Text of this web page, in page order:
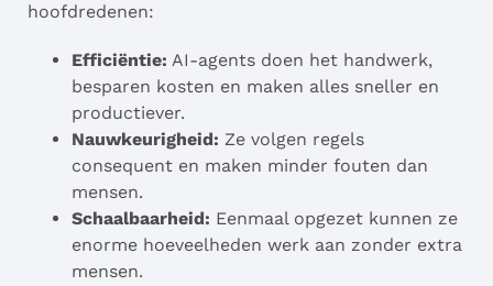
hoofdredenen:
Efficiëntie: AI-agents doen het handwerk,
besparen kosten en maken alles sneller en
productiever.
Nauwkeurigheid: Ze volgen regels
consequent en maken minder fouten dan
mensen.
Schaalbaarheid: Eenmaal opgezet kunnen ze
enorme hoeveelheden werk aan zonder extra
mensen.